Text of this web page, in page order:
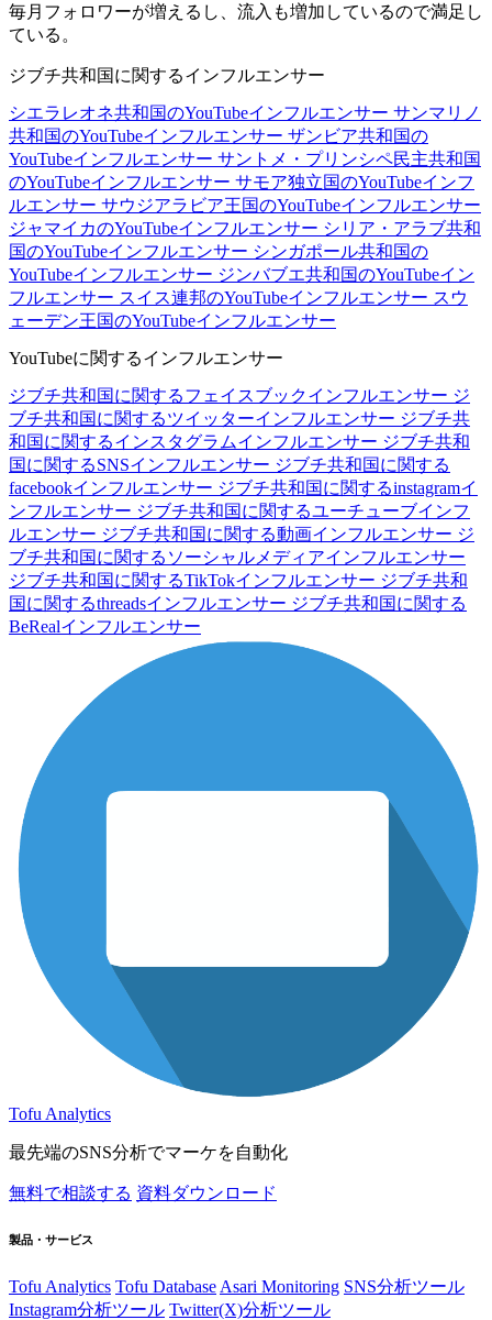
毎月フォロワーが増えるし、流入も増加しているので満足し
ている。
ジブチ共和国に関するインフルエンサー
シエラレオネ共和国のYouTubeインフルエンサー サンマリノ
共和国のYouTubeインフルエンサー ザンビア共和国の
YouTubeインフルエンサー サントメ・プリンシペ民主共和国
のYouTubeインフルエンサー サモア独立国のYouTubeインフ
ルエンサー サウジアラビア王国のYouTubeインフルエンサー
ジャマイカのYouTubeインフルエンサー シリア・アラブ共和
国のYouTubeインフルエンサー シンガポール共和国の
YouTubeインフルエンサー ジンバブエ共和国のYouTubeイン
フルエンサー スイス連邦のYouTubeインフルエンサー スウ
ェーデン王国のYouTubeインフルエンサー
YouTubeに関するインフルエンサー
ジブチ共和国に関するフェイスブックインフルエンサー ジ
ブチ共和国に関するツイッターインフルエンサー ジブチ共
和国に関するインスタグラムインフルエンサー ジブチ共和
国に関するSNSインフルエンサー ジブチ共和国に関する
facebookインフルエンサー ジブチ共和国に関するinstagramイ
ンフルエンサー ジブチ共和国に関するユーチューブインフ
ルエンサー ジブチ共和国に関する動画インフルエンサー ジ
ブチ共和国に関するソーシャルメディアインフルエンサー
ジブチ共和国に関するTikTokインフルエンサー ジブチ共和
国に関するthreadsインフルエンサー ジブチ共和国に関する
BeRealインフルエンサー
Tofu Analytics
最先端のSNS分析でマーケを自動化
無料で相談する 資料ダウンロード
製品・サービス
Tofu Analytics Tofu Database Asari Monitoring SNS分析ツール
Instagram分析ツール Twitter(X)分析ツール